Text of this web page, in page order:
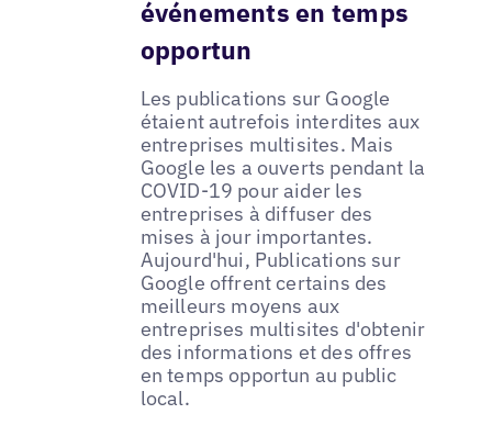
événements en temps
opportun
Les publications sur Google
étaient autrefois interdites aux
entreprises multisites. Mais
Google les a ouverts pendant la
COVID-19 pour aider les
entreprises à diffuser des
mises à jour importantes.
Aujourd'hui, Publications sur
Google offrent certains des
meilleurs moyens aux
entreprises multisites d'obtenir
des informations et des offres
en temps opportun au public
local.